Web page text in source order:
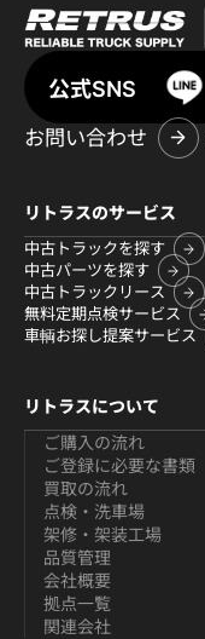
公式SNS
お問い合わせ
リトラスのサービス
中古トラックを探す
中古パーツを探す
中古トラックリース
無料定期点検サービス
車輌お探し提案サービス
リトラスについて
ご購入の流れ
ご登録に必要な書類
買取の流れ
点検・洗車場
架修・架装工場
品質管理
会社概要
拠点一覧
関連会社